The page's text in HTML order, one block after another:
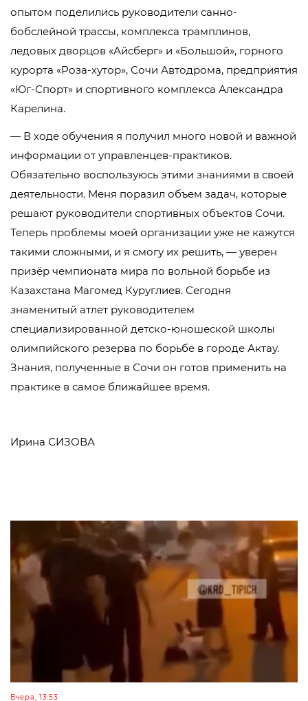
опытом поделились руководители санно-
бобслейной трассы, комплекса трамплинов,
ледовых дворцов «Айсберг» и «Большой», горного
курорта «Роза-хутор», Сочи Автодрома, предприятия
«Юг-Спорт» и спортивного комплекса Александра
Карелина.
— В ходе обучения я получил много новой и важной
информации от управленцев-практиков.
Обязательно воспользуюсь этими знаниями в своей
деятельности. Меня поразил объем задач, которые
решают руководители спортивных объектов Сочи.
Теперь проблемы моей организации уже не кажутся
такими сложными, и я смогу их решить, — уверен
призёр чемпионата мира по вольной борьбе из
Казахстана Магомед Куруглиев. Сегодня
знаменитый атлет руководителем
специализированной детско-юношеской школы
олимпийского резерва по борьбе в городе Актау.
Знания, полученные в Сочи он готов применить на
практике в самое ближайшее время.
Ирина СИЗОВА
Вчера, 13:53